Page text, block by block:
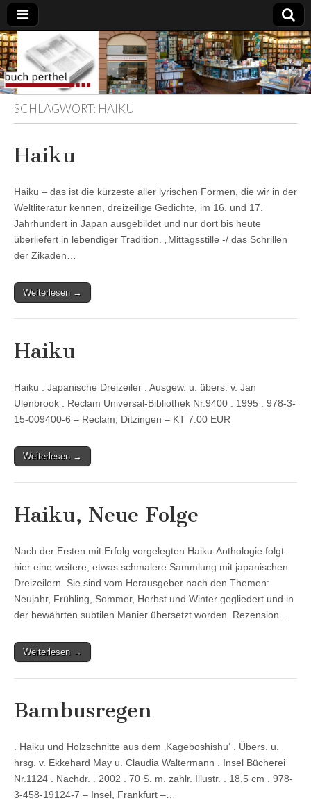
Buchhandlung
am Gasteig
SCHLAGWORT: HAIKU
Haiku
Haiku – das ist die kürzeste aller lyrischen Formen, die wir in der
Weltliteratur kennen, dreizeilige Gedichte, im 16. und 17.
Jahrhundert in Japan ausgebildet und nur dort bis heute
überliefert in lebendiger Tradition. „Mittagsstille -/ das Schrillen
der Zikaden…
Weiterlesen →
Haiku
Haiku . Japanische Dreizeiler . Ausgew. u. übers. v. Jan
Ulenbrook . Reclam Universal-Bibliothek Nr.9400 . 1995 . 978-3-
15-009400-6 – Reclam, Ditzingen – KT 7.00 EUR
Weiterlesen →
Haiku, Neue Folge
Nach der Ersten mit Erfolg vorgelegten Haiku-Anthologie folgt
hier eine weitere, etwas schmalere Sammlung mit japanischen
Dreizeilern. Sie sind vom Herausgeber nach den Themen:
Neujahr, Frühling, Sommer, Herbst und Winter gegliedert und in
der bewährten subtilen Manier übersetzt worden. Rezension…
Weiterlesen →
Bambusregen
. Haiku und Holzschnitte aus dem ‚Kageboshishu‘ . Übers. u.
hrsg. v. Ekkehard May u. Claudia Waltermann . Insel Bücherei
Nr.1124 . Nachdr. . 2002 . 70 S. m. zahlr. Illustr. . 18,5 cm . 978-
3-458-19124-7 – Insel, Frankfurt –…